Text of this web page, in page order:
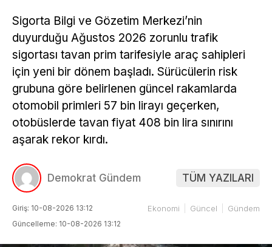
Sigorta Bilgi ve Gözetim Merkezi’nin
duyurduğu Ağustos 2026 zorunlu trafik
sigortası tavan prim tarifesiyle araç sahipleri
için yeni bir dönem başladı. Sürücülerin risk
grubuna göre belirlenen güncel rakamlarda
otomobil primleri 57 bin lirayı geçerken,
otobüslerde tavan fiyat 408 bin lira sınırını
aşarak rekor kırdı.
Demokrat Gündem TÜM YAZILARI
Giriş: 10-08-2026 13:12
Güncelleme: 10-08-2026 13:12
Ekonomi Güncel Gündem